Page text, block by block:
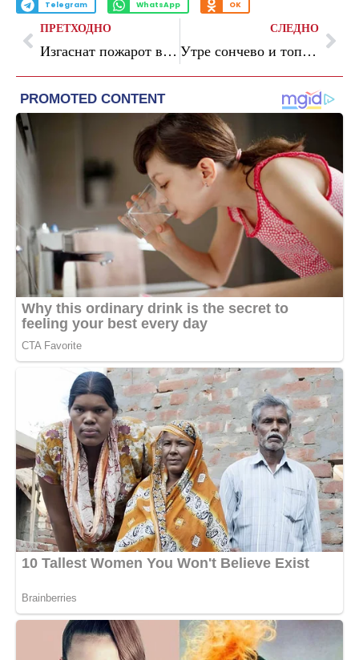
Telegram WhatsApp OK
ПРЕТХОДНО
Изгаснат пожарот во фабриката во Радовиш: МВР со детали
СЛЕДНО
Утре сончево и топло со мала до умерена облачност и температури до 32 степени